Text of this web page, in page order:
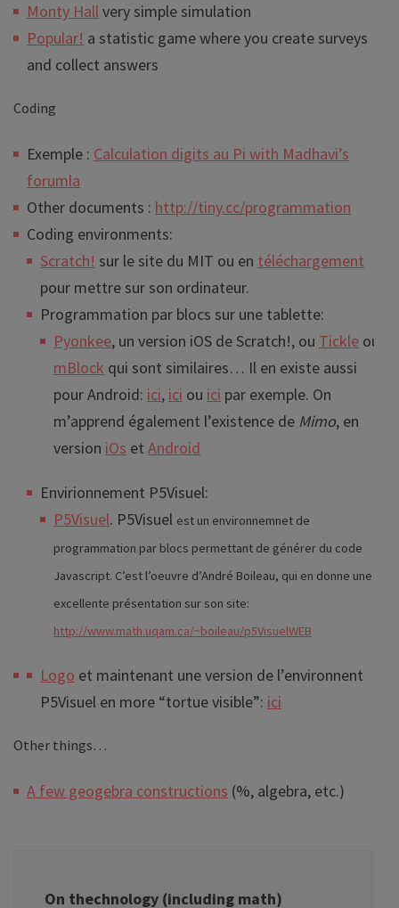
Monty Hallvery simple simulation
Popular! a statistic game where you create surveys
and collect answers
Coding
Exemple : Calculation digits au Pi with Madhavi’s
forumla
Other documents : http://tiny.cc/programmation
Coding environments:
Scratch! sur le site du MIT ou en téléchargement
pour mettre sur son ordinateur.
Programmation par blocs sur une tablette:
Pyonkee, un version iOS de Scratch!, ou Tickle ou
mBlock qui sont similaires… Il en existe aussi
pour Android: ici, ici ou ici par exemple. On
m’apprend également l’existence de Mimo, en
version iOs et Android
Envirionnement P5Visuel:
P5Visuel. P5Visuel est un environnemnet de
programmation par blocs permettant de générer du code
Javascript. C’est l’oeuvre d’André Boileau, qui en donne une
excellente présentation sur son site:
http://www.math.uqam.ca/~boileau/p5VisuelWEB
Logo et maintenant une version de l’environnent
P5Visuel en more “tortue visible”: ici
Other things…
A few geogebra constructions (%, algebra, etc.)
On thechnology (including math)